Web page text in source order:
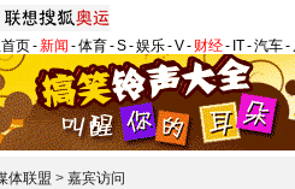
页-新闻 -体育-S-娱乐-V- 财经- IT-汽车-
体联盟 > 嘉宾访问